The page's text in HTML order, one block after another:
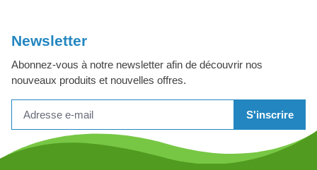
Newsletter
Abonnez-vous à notre newsletter afin de découvrir nos
nouveaux produits et nouvelles offres.
S'inscrire